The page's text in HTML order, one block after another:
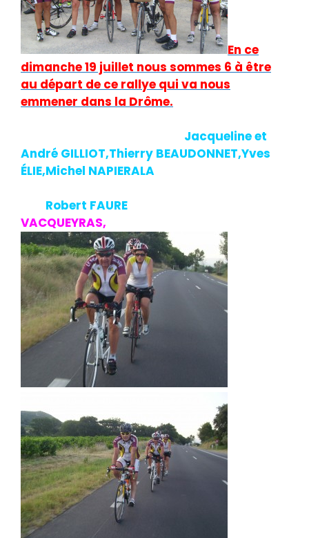
En ce
dimanche 19 juillet nous sommes 6 à être
au départ de ce rallye qui va nous
emmener dans la Drôme.
Jacqueline et
André GILLIOT,Thierry BEAUDONNET,Yves
ÉLIE,Michel NAPIERALA
Robert FAURE
VACQUEYRAS,